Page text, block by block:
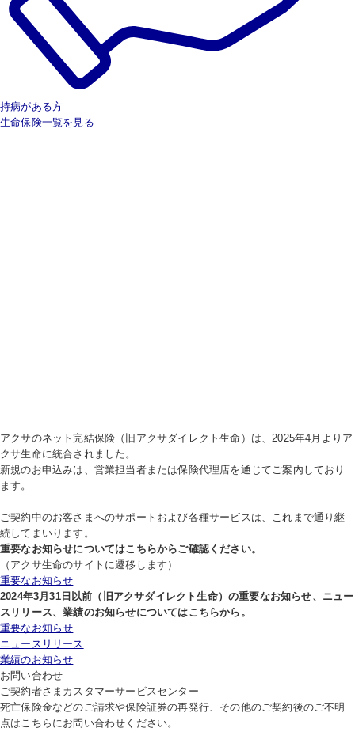
持病がある方
生命保険一覧を見る
アクサのネット完結保険（旧アクサダイレクト生命）は、2025年4月よりア
クサ生命に統合されました。
新規のお申込みは、営業担当者または保険代理店を通じてご案内しており
ます。
ご契約中のお客さまへのサポートおよび各種サービスは、これまで通り継
続してまいります。
重要なお知らせについてはこちらからご確認ください。
（アクサ生命のサイトに遷移します）
重要なお知らせ
2024年3月31日以前（旧アクサダイレクト生命）の重要なお知らせ、ニュー
スリリース、業績のお知らせについてはこちらから。
重要なお知らせ
ニュースリリース
業績のお知らせ
お問い合わせ
ご契約者さま カスタマーサービスセンター
死亡保険金などのご請求や保険証券の再発行、その他のご契約後のご不明
点はこちらにお問い合わせください。